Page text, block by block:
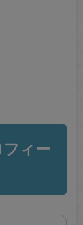
ィー